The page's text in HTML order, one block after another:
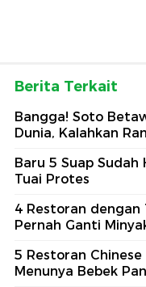
Berita Terkait
Bangga! Soto
Dunia, Kalahkan
Baru 5 Suap Sudah
Tuai Protes
4 Restoran dengan
Pernah Ganti
5 Restoran
Menunya Bebek